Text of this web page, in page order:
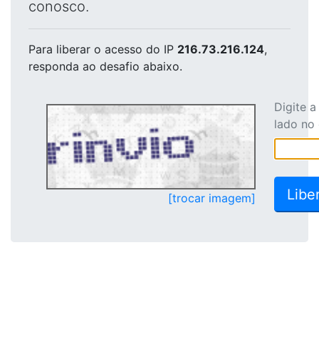
conosco.
Para liberar o acesso do IP 216.73.216.124,
responda ao desafio abaixo.
[trocar imagem]
Digite
lado no